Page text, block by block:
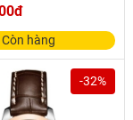
Còn hàng
-32%